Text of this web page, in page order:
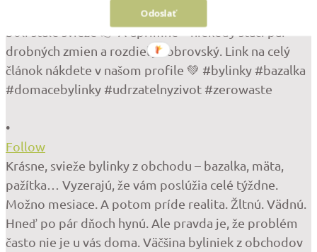
•
Follow
Krásne, svieže bylinky z obchodu – bazalka, mäta,
pažítka… Vyzerajú, že vám poslúžia celé týždne.
Možno mesiace. A potom príde realita. Žltnú. Vädnú.
Hneď po pár dňoch hynú. Ale pravda je, že problém
často nie je u vás doma. Väčšina byliniek z obchodov
Odoslať